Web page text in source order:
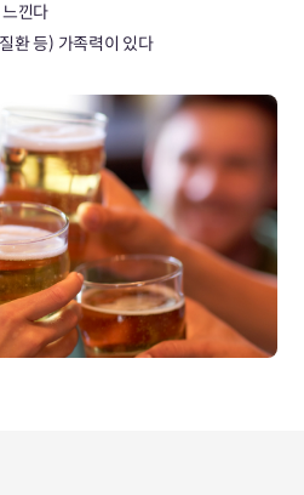
낀다
환 등) 가족력이 있다